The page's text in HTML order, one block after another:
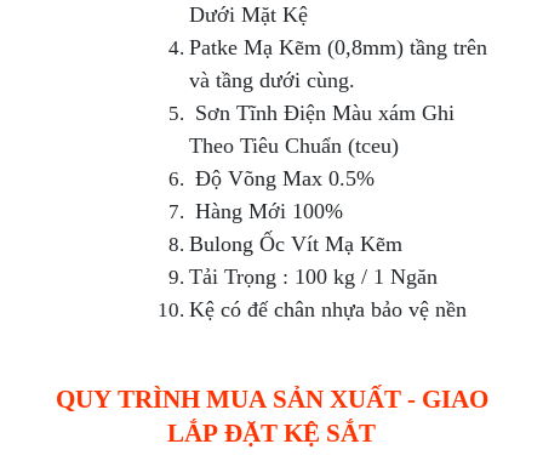
Dưới Mặt Kệ
Patke Mạ Kẽm (0,8mm) tầng trên
và tầng dưới cùng.
Sơn Tĩnh Điện Màu xám Ghi
Theo Tiêu Chuẩn (tceu)
Độ Võng Max 0.5%
Hàng Mới 100%
Bulong Ốc Vít Mạ Kẽm
Tải Trọng : 100 kg / 1 Ngăn
Kệ có đế chân nhựa bảo vệ nền
QUY TRÌNH MUA SẢN XUẤT - GIAO
LẮP ĐẶT KỆ SẮT